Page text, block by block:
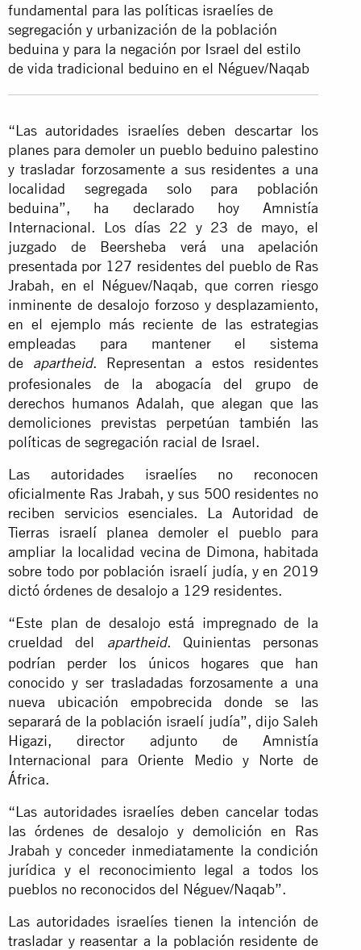
fundamental para las políticas israelíes de
segregación y urbanización de la población
beduina y para la negación por Israel del estilo
de vida tradicional beduino en el Néguev/Naqab
“Las autoridades israelíes deben descartar los
planes para demoler un pueblo beduino palestino
y trasladar forzosamente a sus residentes a una
localidad segregada solo para población
beduina”, ha declarado hoy Amnistía
Internacional. Los días 22 y 23 de mayo, el
juzgado de Beersheba verá una apelación
presentada por 127 residentes del pueblo de Ras
Jrabah, en el Néguev/Naqab, que corren riesgo
inminente de desalojo forzoso y desplazamiento,
en el ejemplo más reciente de las estrategias
empleadas para mantener el sistema
de
apartheid. Representan a estos residentes
profesionales de la abogacía del grupo de
derechos humanos Adalah, que alegan que las
demoliciones previstas perpetúan también las
políticas de segregación racial de Israel.
Las autoridades israelíes no reconocen
oficialmente Ras Jrabah, y sus 500 residentes no
reciben servicios esenciales. La Autoridad de
Tierras israelí planea demoler el pueblo para
ampliar la localidad vecina de Dimona, habitada
sobre todo por población israelí judía, y en 2019
dictó órdenes de desalojo a 129 residentes.
“Este plan de desalojo está impregnado de la
crueldad del
apartheid. Quinientas personas
podrían perder los únicos hogares que han
conocido y ser trasladadas forzosamente a una
nueva ubicación empobrecida donde se las
separará de la población israelí judía”, dijo Saleh
Higazi, director adjunto de Amnistía
Internacional para Oriente Medio y Norte de
África.
“Las autoridades israelíes deben cancelar todas
las órdenes de desalojo y demolición en Ras
Jrabah y conceder inmediatamente la condición
jurídica y el reconocimiento legal a todos los
pueblos no reconocidos del Néguev/Naqab”.
Las autoridades israelíes tienen la intención de
trasladar y reasentar a la población residente de